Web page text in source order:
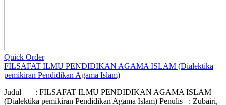
Quick Order
FILSAFAT ILMU PENDIDIKAN AGAMA ISLAM (Dialektika
pemikiran Pendidikan Agama Islam)
Judul : FILSAFAT ILMU PENDIDIKAN AGAMA ISLAM
(Dialektika pemikiran Pendidikan Agama Islam) Penulis : Zubairi,